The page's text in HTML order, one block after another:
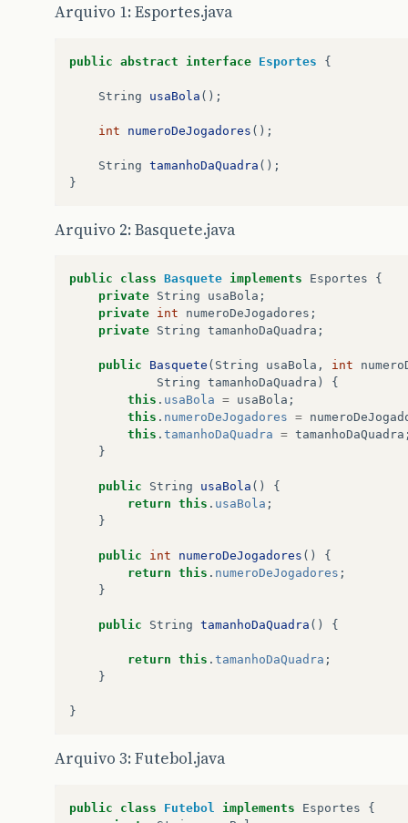
Arquivo 1: Esportes.java
public abstract interface Esportes {
String usaBola ();
int numeroDeJogadores ();
String tamanhoDaQuadra ();
}
Arquivo 2: Basquete.java
public class Basquete implements Esportes
{
private String usaBola ;
private int numeroDeJogadores ;
private String tamanhoDaQuadra ;
public Basquete ( String usaBola , int
String tamanhoDaQuadra )
{
this . usaBola = usaBola ;
this . numeroDeJogadores =
this . tamanhoDaQuadra = tamanhoDaQuadra
}
public String usaBola ()
{
return this . usaBola ;
}
public int numeroDeJogadores ()
{
return this . numeroDeJogadores ;
}
public String tamanhoDaQuadra () {
return this . tamanhoDaQuadra ;
}
}
Arquivo 3: Futebol.java
public class Futebol implements Esportes
{